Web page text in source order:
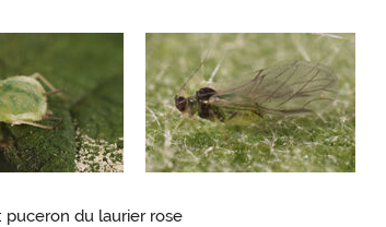
puceron du laurier rose